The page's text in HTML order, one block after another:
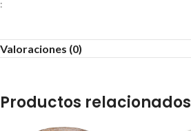
:
Valoraciones (0)
Productos relacionados